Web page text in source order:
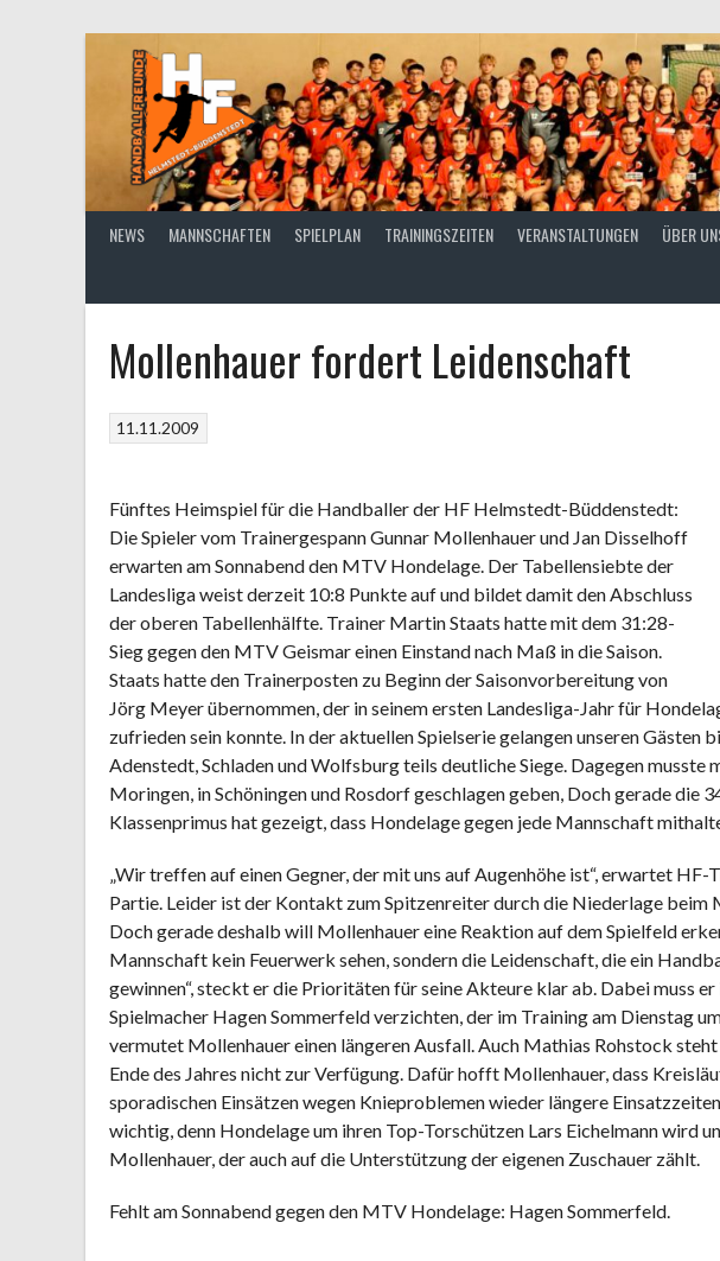
NEWS MANNSCHAFTEN SPIELPLAN TRAININGSZEITEN VERANSTALTUNGEN ÜBER
Mollenhauer fordert Leidenschaft
11.11.2009
Fünftes Heimspiel für die Handballer der HF Helmstedt-Büddenstedt:
Die Spieler vom Trainergespann Gunnar Mollenhauer und Jan Disselhoff
erwarten am Sonnabend den MTV Hondelage. Der Tabellensiebte der
Landesliga weist derzeit 10:8 Punkte auf und bildet damit den Abschluss
der oberen Tabellenhälfte. Trainer Martin Staats hatte mit dem 31:28-
Sieg gegen den MTV Geismar einen Einstand nach Maß in die Saison.
Staats hatte den Trainerposten zu Beginn der Saisonvorbereitung von
Jörg Meyer übernommen, der in seinem ersten Landesliga-Jahr für
zufrieden sein konnte. In der aktuellen Spielserie gelangen unseren Gästen
Adenstedt, Schladen und Wolfsburg teils deutliche Siege. Dagegen musste
Moringen, in Schöningen und Rosdorf geschlagen geben, Doch gerade die
Klassenprimus hat gezeigt, dass Hondelage gegen jede Mannschaft
„Wir treffen auf einen Gegner, der mit uns auf Augenhöhe ist“, erwartet
Partie. Leider ist der Kontakt zum Spitzenreiter durch die Niederlage beim
Doch gerade deshalb will Mollenhauer eine Reaktion auf dem Spielfeld
Mannschaft kein Feuerwerk sehen, sondern die Leidenschaft, die ein
gewinnen“, steckt er die Prioritäten für seine Akteure klar ab. Dabei muss
Spielmacher Hagen Sommerfeld verzichten, der im Training am Dienstag
vermutet Mollenhauer einen längeren Ausfall. Auch Mathias Rohstock
Ende des Jahres nicht zur Verfügung. Dafür hofft Mollenhauer, dass
sporadischen Einsätzen wegen Knieproblemen wieder längere
wichtig, denn Hondelage um ihren Top-Torschützen Lars Eichelmann wird
Mollenhauer, der auch auf die Unterstützung der eigenen Zuschauer zählt.
Fehlt am Sonnabend gegen den MTV Hondelage: Hagen Sommerfeld.